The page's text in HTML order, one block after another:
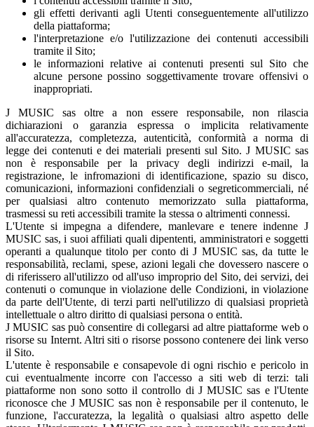
gli effetti derivanti agli Utenti conseguentemente all'utilizzo
della piattaforma;
l'interpretazione e/o l'utilizzazione dei contenuti accessibili
tramite il Sito;
le informazioni relative ai contenuti presenti sul Sito che
alcune persone possino soggettivamente trovare offensivi o
inappropriati.
J MUSIC sas oltre a non essere responsabile, non rilascia
dichiarazioni o garanzia espressa o implicita relativamente
all'accuratezza, completezza, autenticità, conformità a norma di
legge dei contenuti e dei materiali presenti sul Sito. J MUSIC sas
non è responsabile per la privacy degli indirizzi e-mail, la
registrazione, le infromazioni di identificazione, spazio su disco,
comunicazioni, informazioni confidenziali o segreticommerciali, né
per qualsiasi altro contenuto memorizzato sulla piattaforma,
trasmessi su reti accessibili tramite la stessa o altrimenti connessi.
L'Utente si impegna a difendere, manlevare e tenere indenne J
MUSIC sas, i suoi affiliati quali dipententi, amministratori e soggetti
operanti a qualunque titolo per conto di J MUSIC sas, da tutte le
responsabilità, reclami, spese, azioni legali che dovessero nascere o
di riferissero all'utilizzo od all'uso improprio del Sito, dei servizi, dei
contenuti o comunque in violazione delle Condizioni, in violazione
da parte dell'Utente, di terzi parti nell'utilizzo di qualsiasi proprietà
intellettuale o altro diritto di qualsiasi persona o entità.
J MUSIC sas può consentire di collegarsi ad altre piattaforme web o
risorse su Internt. Altri siti o risorse possono contenere dei link verso
il Sito.
L'utente è responsabile e consapevole di ogni rischio e pericolo in
cui eventualmente incorre con l'accesso a siti web di terzi: tali
piattaforme non sono sotto il controllo di J MUSIC sas e l'Utente
riconosce che J MUSIC sas non è responsabile per il contenuto, le
funzione, l'accuratezza, la legalità o qualsiasi altro aspetto delle